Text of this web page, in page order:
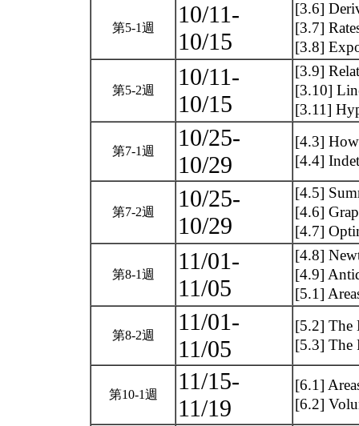
第5-1週
10/11-
10/15
[3.6]
[3.7]
[3.8]
第5-2週
10/11-
10/15
[3.9]
[3.10]
[3.11]
第7-1週
10/25-
10/29
[4.3]
[4.4]
第7-2週
10/25-
10/29
[4.5]
[4.6]
[4.7]
第8-1週
11/01-
11/05
[4.8]
[4.9]
[5.1]
第8-2週
11/01-
11/05
[5.2] The
[5.3] The
第10-1週
11/15-
11/19
[6.1]
[6.2]